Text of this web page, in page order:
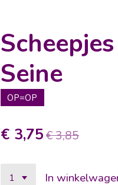
Seine
OP=OP
€ 3,75€ 3,85
In